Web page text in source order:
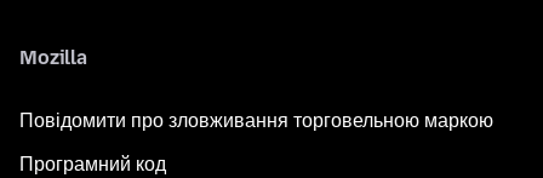
Mozilla
Повідомити про зловживання торговельною маркою
Програмний код